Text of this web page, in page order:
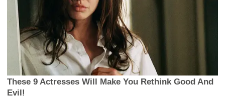
These 9 Actresses Will Make You Rethink Good And
Evil!